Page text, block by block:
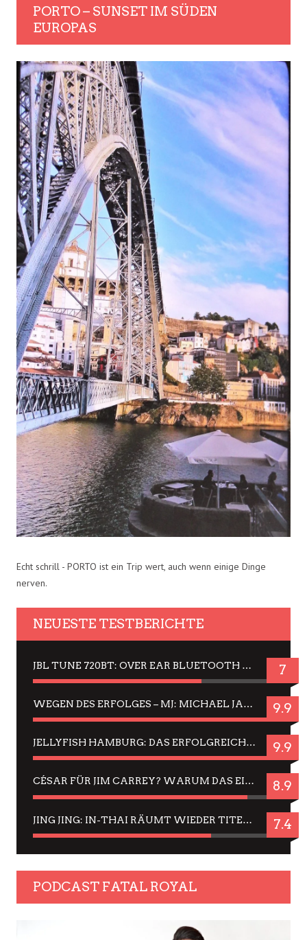
PORTO – SUNSET IM SÜDEN
EUROPAS
Echt schrill - PORTO ist ein Trip wert, auch wenn einige Dinge
nerven.
NEUESTE TESTBERICHTE
JBL TUNE 720BT: OVER EAR BLUETOOTH KOPFHÖRER UM DIE 50,-€ IM DAUER-TEST 7
WEGEN DES ERFOLGES – MJ: MICHAEL JACKSON MUSICAL IN EINER MATINEE SEHEN 9.9
JELLYFISH HAMBURG: DAS ERFOLGREICHE SOMMER-MENÜ 2025 IN GEFÜHLEN UND BILDERN 9.9
CÉSAR FÜR JIM CARREY? WARUM DAS EINER DER NERVIGSTEN ACTORS IST UND BLEIBT 8.9
JING JING: IN-THAI RÄUMT WIEDER TITEL AB – EIN ZWEI-STUNDEN-ERLEBNISBERICHT 7.4
PODCAST FATAL ROYAL